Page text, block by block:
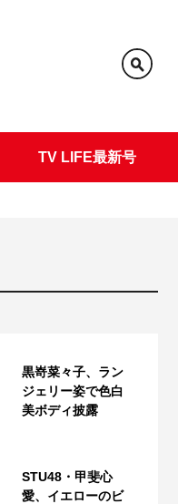
TV LIFE最新号
黒嵜菜々子、ラン
ジェリー姿で色白
美ボディ披露
STU48・甲斐心
愛、イエローのビ